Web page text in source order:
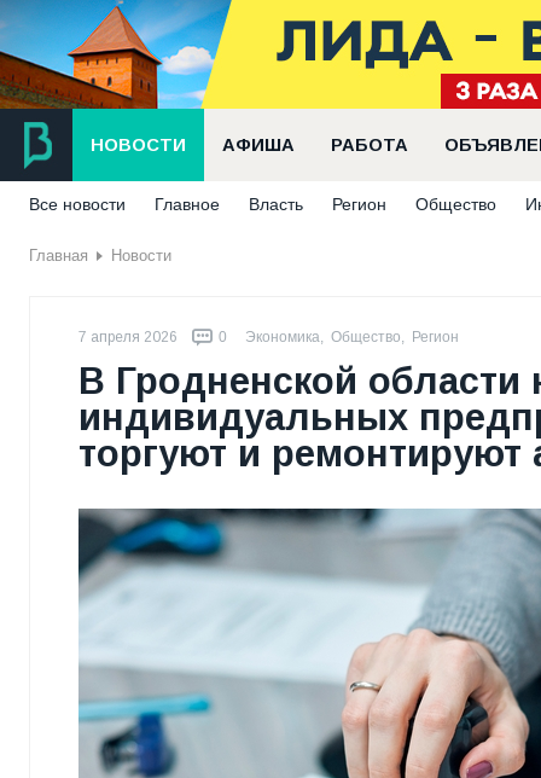
НОВОСТИ АФИША РАБОТА
Все новости Главное Власть Регион Общество
Главная Новости
7 апреля 2026 0 Экономика, Общество, Регион
В Гродненской области
индивидуальных
торгуют и ремонтируют